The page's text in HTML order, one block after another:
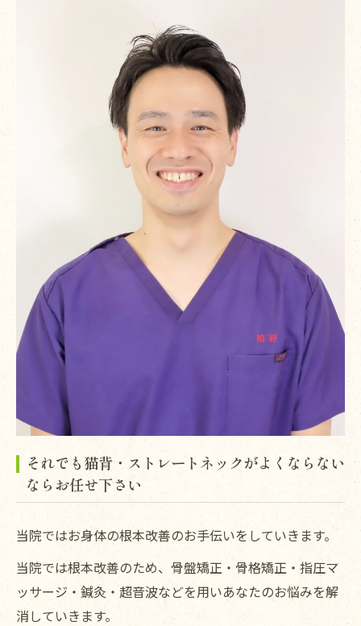
それでも猫背・ストレートネックがよくならない
ならお任せ下さい
当院ではお身体の根本改善のお手伝いをしていきます。
当院では根本改善のため、骨盤矯正・骨格矯正・指圧マ
ッサージ・鍼灸・超音波などを用いあなたのお悩みを解
消していきます。